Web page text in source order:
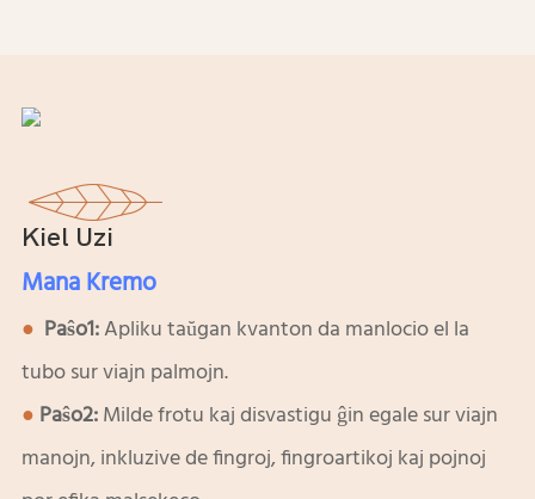
Kiel Uzi
Mana Kremo
● Paŝo1:Apliku taŭgan kvanton da manlocio el la
tubo sur viajn palmojn.
● Paŝo2:Milde frotu kaj disvastigu ĝin egale sur viajn
manojn, inkluzive de fingroj, fingroartikoj kaj pojnoj